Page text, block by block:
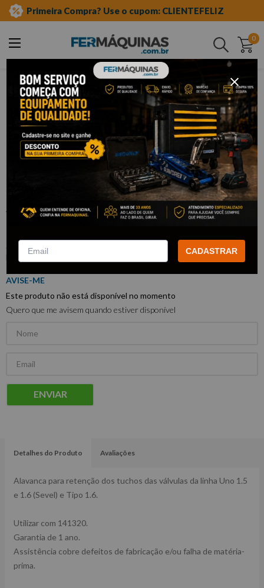
Primeira Compra? Use o cupom: CLIENTEFELIZ
0
Buscar
ferramentas automotivas especiais
linha fiat
motor e câmbio
Alavanca p/ Retenção de Tuchos da
Linha Uno e Tipo - RAVEN
R141330
RAVEN
Este produto não está disponível no momento
Quero que me avisem quando estiver disponível
ENVIAR
Detalhes do Produto Avaliações
Alavanca para retenção dos tuchos das válvulas da linha Uno 1.5
e 1.6 (Sevel) e Tipo 1.6.
Utilizar com 141320.
Garantia de 1 ano.
Assistência cobre defeitos de fabricação e/ou falha de matéria-
prima.
CADASTRAR